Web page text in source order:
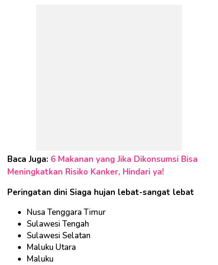
Baca Juga: 6 Makanan yang Jika Dikonsumsi Bisa
Meningkatkan Risiko Kanker, Hindari ya!
Peringatan dini Siaga hujan lebat-sangat lebat
Nusa Tenggara Timur
Sulawesi Tengah
Sulawesi Selatan
Maluku Utara
Maluku